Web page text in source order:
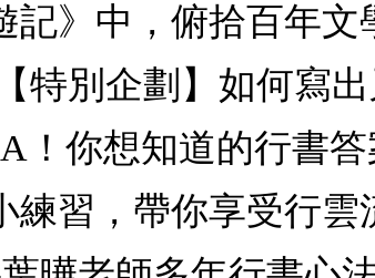
記》中，俯拾百年文
別企劃】如何寫
！你想知道的行書
練習，帶你享受行雲